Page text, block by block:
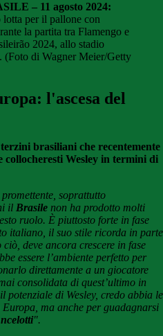
– 11 agosto 2024:
per il pallone con
la partita tra Flamengo e
2024, allo stadio
(Foto di Wagner Meier/Getty
l'ascesa del
brasiliani che recentemente
Wesley in termini di
soprattutto
il Brasile non ha prodotto molti
ruolo. È piuttosto forte in fase
italiano, il suo stile ricorda in parte
deve ancora crescere in fase
essere l’ambiente perfetto per
direttamente a un giocatore
consolidata di quest’ultimo in
potenziale di Wesley, credo abbia le
ma anche per guadagnarsi
".